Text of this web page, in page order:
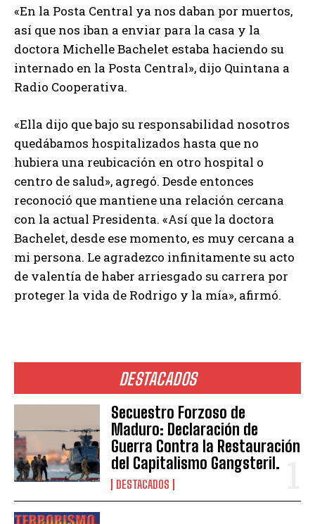
DESTACADOS
Secuestro Forzoso de
Maduro: Declaración de
Guerra Contra la Restauración
del Capitalismo Gangsteril.
DESTACADOS
«En la Posta Central ya nos daban por muertos,
así que nos iban a enviar para la casa y la
doctora Michelle Bachelet estaba haciendo su
internado en la Posta Central», dijo Quintana a
Radio Cooperativa.
«Ella dijo que bajo su responsabilidad nosotros
quedábamos hospitalizados hasta que no
hubiera una reubicación en otro hospital o
centro de salud», agregó. Desde entonces
reconoció que mantiene una relación cercana
con la actual Presidenta. «Así que la doctora
Bachelet, desde ese momento, es muy cercana a
mi persona. Le agradezco infinitamente su acto
de valentía de haber arriesgado su carrera por
proteger la vida de Rodrigo y la mía», afirmó.